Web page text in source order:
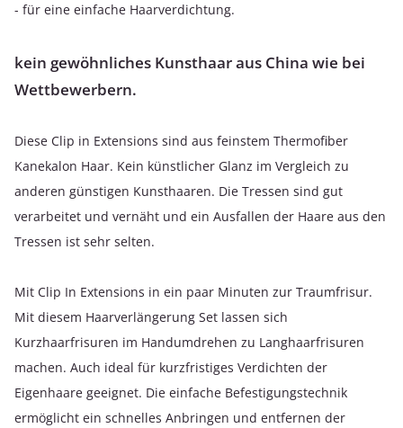
- für eine einfache Haarverdichtung.
kein gewöhnliches Kunsthaar aus China wie bei
Wettbewerbern.
Diese Clip in Extensions sind aus feinstem Thermofiber
Kanekalon Haar. Kein künstlicher Glanz im Vergleich zu
anderen günstigen Kunsthaaren. Die Tressen sind gut
verarbeitet und vernäht und ein Ausfallen der Haare aus den
Tressen ist sehr selten.
Mit Clip In Extensions in ein paar Minuten zur Traumfrisur.
Mit diesem Haarverlängerung Set lassen sich
Kurzhaarfrisuren im Handumdrehen zu Langhaarfrisuren
machen. Auch ideal für kurzfristiges Verdichten der
Eigenhaare geeignet. Die einfache Befestigungstechnik
ermöglicht ein schnelles Anbringen und entfernen der